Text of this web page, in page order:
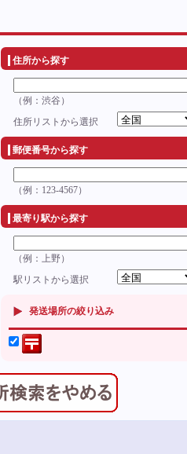
住所から探す
（例：渋谷）
住所リストから選択
郵便番号から探す
（例：123-4567）
最寄り駅から探す
（例：上野）
駅リストから選択
発送場所の絞り込み